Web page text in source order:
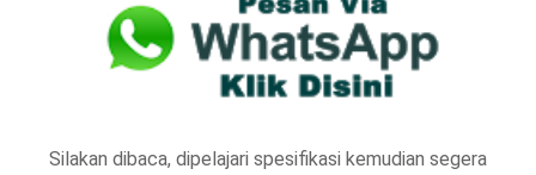
Silakan dibaca, dipelajari spesifikasi kemudian segera